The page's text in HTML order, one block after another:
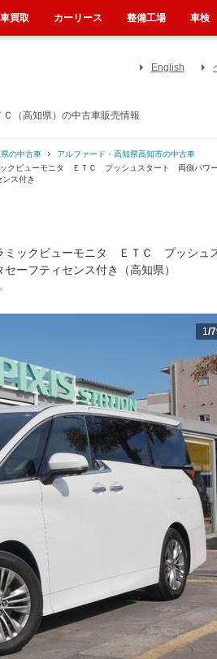
（高知県）の中古車販売情報
English
の中古車
アルファード・高知県高知市の中古車
クビューモニタ ＥＴＣ プッシュスタート 両側パワ
ス付き
ミックビューモニタ ＥＴＣ プッシ
ーフティセンス付き（高知県）
。
1/
車買取 カーリース 整備工場 車検